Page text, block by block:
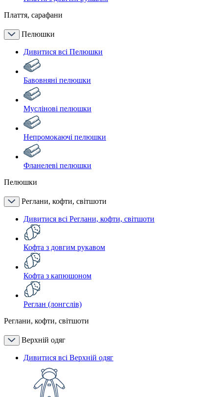
Плаття, сарафани
Пелюшки
Дивитися всі Пелюшки
Бавовняні пелюшки
Муслінові пелюшки
Непромокаючі пелюшки
Фланелеві пелюшки
Пелюшки
Реглани, кофти, світшоти
Дивитися всі Реглани, кофти, світшоти
Кофта з довгим рукавом
Кофта з капюшоном
Реглан (лонгслів)
Реглани, кофти, світшоти
Верхній одяг
Дивитися всі Верхній одяг